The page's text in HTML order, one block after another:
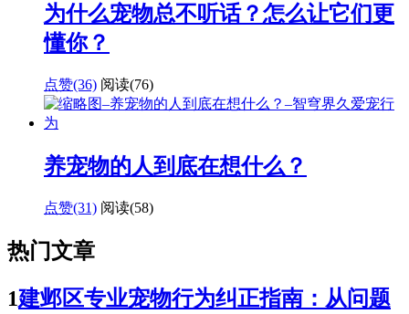
为什么宠物总不听话？怎么让它们更
懂你？
点赞(36) 阅读(76)
养宠物的人到底在想什么？
点赞(31) 阅读(58)
热门文章
1建邺区专业宠物行为纠正指南：从问题